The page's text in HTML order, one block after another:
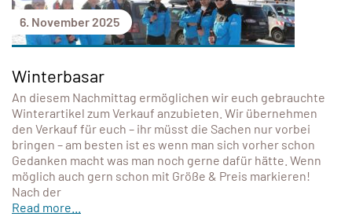
6. November 2025
Winterbasar
An diesem Nachmittag ermöglichen wir euch gebrauchte
Winterartikel zum Verkauf anzubieten. Wir übernehmen
den Verkauf für euch – ihr müsst die Sachen nur vorbei
bringen – am besten ist es wenn man sich vorher schon
Gedanken macht was man noch gerne dafür hätte. Wenn
möglich auch gern schon mit Größe & Preis markieren!
Nach der
Read more...